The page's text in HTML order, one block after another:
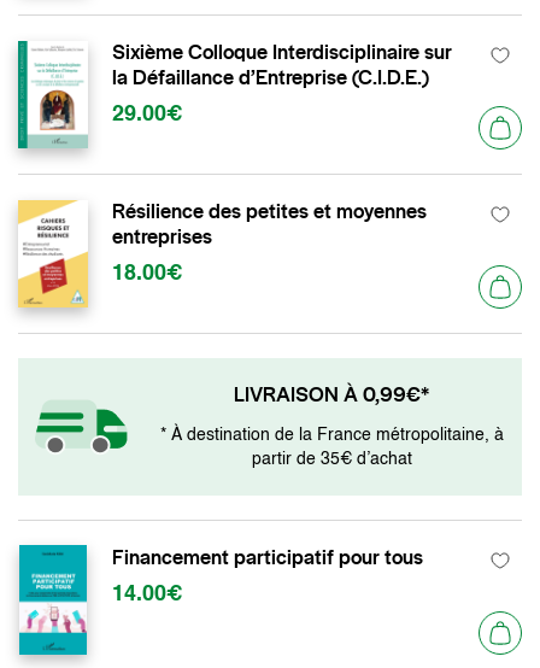
Sixième Colloque Interdisciplinaire sur
la Défaillance d’Entreprise (C.I.D.E.)
29.00€
Résilience des petites et moyennes
entreprises
18.00€
LIVRAISON À 0,99€*
* À destination de la France métropolitaine, à
partir de 35€ d’achat
Financement participatif pour tous
14.00€